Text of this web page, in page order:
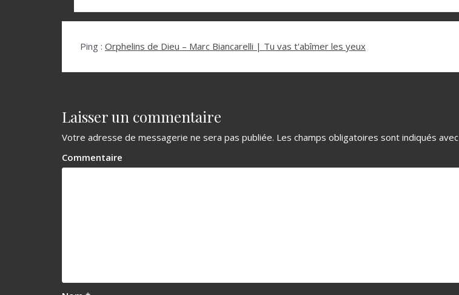
Ping : Orphelins de Dieu – Marc Biancarelli | Tu vas t'abîmer les yeux
Laisser un commentaire
Votre adresse de messagerie ne sera pas publiée. Les champs obligatoires sont indiqués avec
Commentaire